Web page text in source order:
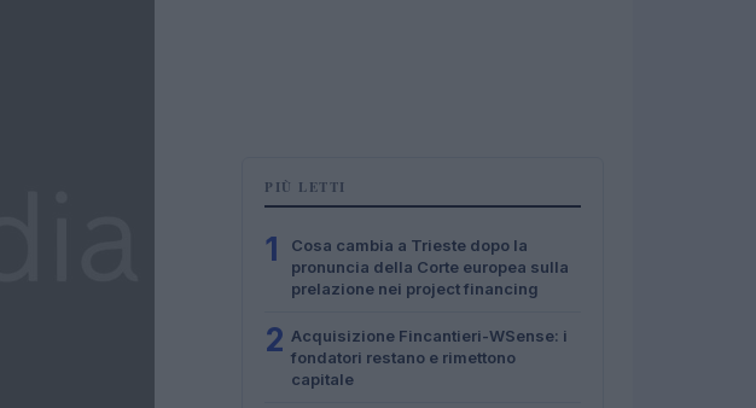
PIÙ LETTI
1
Cosa cambia a Trieste dopo la
pronuncia della Corte europea sulla
prelazione nei project financing
2 Acquisizione Fincantieri-WSense: i
fondatori restano e rimettono
capitale